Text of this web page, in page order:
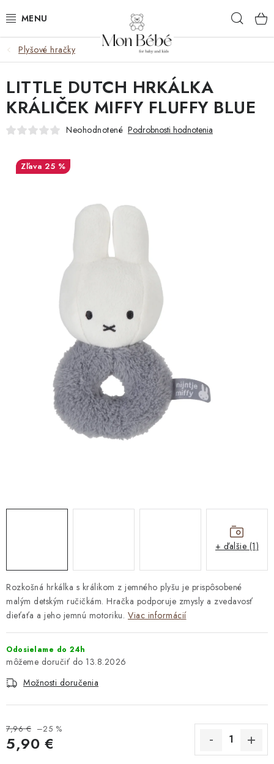
na
OBLEČENIE
VÝBAVA
STAROSTLIVOSŤ
DARČEKOVÉ BOXY
Všeobecné obchodné podmienky
Podmienky ochrany osobných údajov a poučenie o cookies
Reklamačný poriadok
Reklamačný formulár
Formulár na odstúpenie od zmluvy
Moja objednávka
Plyšové hračky
Rozkošná hrkálka s králikom z jemného plyšu je prispôsobené
malým detským ručičkám. Hračka podporuje zmysly a zvedavosť
dieťaťa a jeho jemnú motoriku. Viac informácií
Odosielame do 24h
13.8.2026
Možnosti doručenia
7,96 € –25 %
5,90 €
LITTLE DUTCH HRKÁLKA
KRÁLIČEK MIFFY FLUFFY BLUE
Neohodnotené Podrobnosti hodnotenia
25 %
+ ďalšie (1)